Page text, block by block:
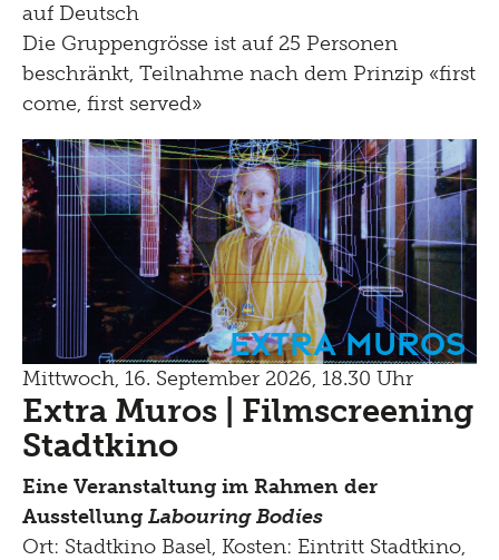
auf Deutsch
Die Gruppengrösse ist auf 25 Personen
beschränkt, Teilnahme nach dem Prinzip «first
come, first served»
Extra Muros
Mittwoch, 16. September 2026, 18.30 Uhr
Extra Muros | Filmscreening
Stadtkino
Eine Veranstaltung im Rahmen der
Ausstellung Labouring Bodies
Ort: Stadtkino Basel, Kosten: Eintritt Stadtkino,